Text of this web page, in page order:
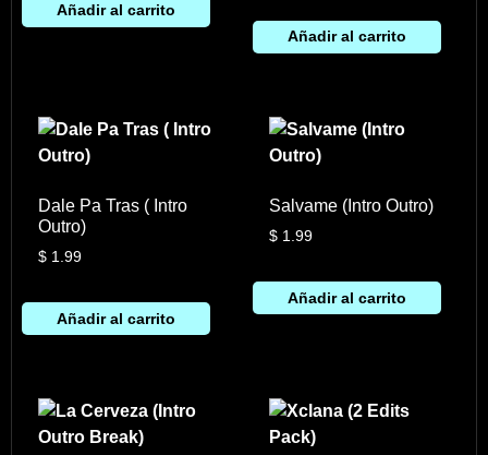
Añadir al carrito
Añadir al carrito
Dale Pa Tras ( Intro
Outro)
$1.99
Añadir al carrito
Salvame (Intro Outro)
$ 1.99
Añadir al carrito